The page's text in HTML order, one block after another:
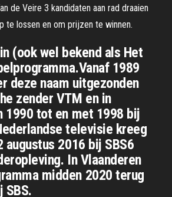
de Veire 3 kandidaten aan rad draaien
te lossen en om prijzen te winnen.
(ook wel bekend als Het
1989
deze naam uitgezonden
zender VTM en in
1990 tot en met 1998 bij
televisie kreeg
augustus 2016 bij SBS6
In Vlaanderen
midden 2020 terug
SBS.